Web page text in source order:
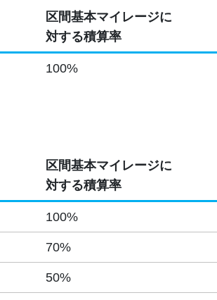
区間基本マイレージに
対する積算率
100%
区間基本マイレージに
対する積算率
100%
70%
50%